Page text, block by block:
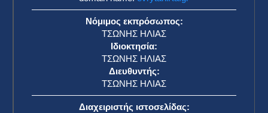
Νόμιμος εκπρόσωπος:
ΤΣΩΝΗΣ ΗΛΙΑΣ
Ιδιοκτησία:
ΤΣΩΝΗΣ ΗΛΙΑΣ
Διευθυντής:
ΤΣΩΝΗΣ ΗΛΙΑΣ
Διαχειριστής ιστοσελίδας: